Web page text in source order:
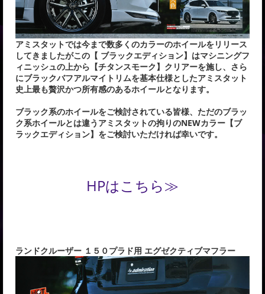
アミスタットでは今まで数多くのカラーのホイールをリリース
してきましたがこの【 ブラックエディション】はマシニングフ
ィニッシュの上から【チタンスモーク】クリアーを施し、さら
にブラックバフアルマイトリムを基本仕様としたアミスタット
史上最も贅沢かつ所有感のあるホイールとなります。
ブラック系のホイールをご検討されている皆様、ただのブラッ
ク系ホイールとは違うアミスタットの拘りのNEWカラー【ブ
ラックエディション】をご検討いただければ幸いです。
HPはこちら≫
ランドクルーザー １５０プラド用 エグゼクティブマフラー